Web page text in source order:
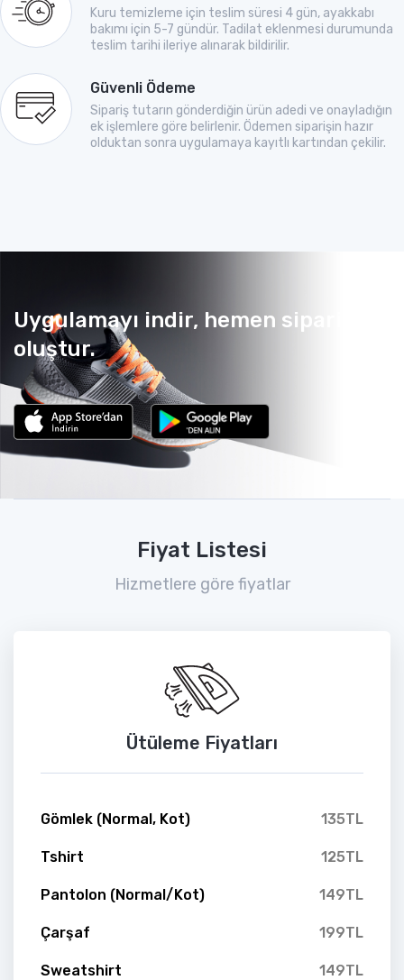
Kuru temizleme için teslim süresi 4 gün, ayakkabı
bakımı için 5-7 gündür. Tadilat eklenmesi durumunda
teslim tarihi ileriye alınarak bildirilir.
Güvenli Ödeme
Sipariş tutarın gönderdiğin ürün adedi ve onayladığın
ek işlemlere göre belirlenir. Ödemen siparişin hazır
olduktan sonra uygulamaya kayıtlı kartından çekilir.
Uygulamayı indir, hemen sipariş
oluştur.
Fiyat Listesi
Hizmetlere göre fiyatlar
Ütüleme Fiyatları
Gömlek (Normal, Kot) 135TL
Tshirt 125TL
Pantolon (Normal/Kot) 149TL
Çarşaf 199TL
Sweatshirt 149TL